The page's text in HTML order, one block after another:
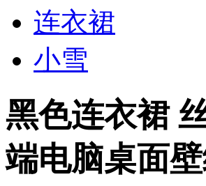
连衣裙
小雪
黑色连衣裙
端电脑桌面